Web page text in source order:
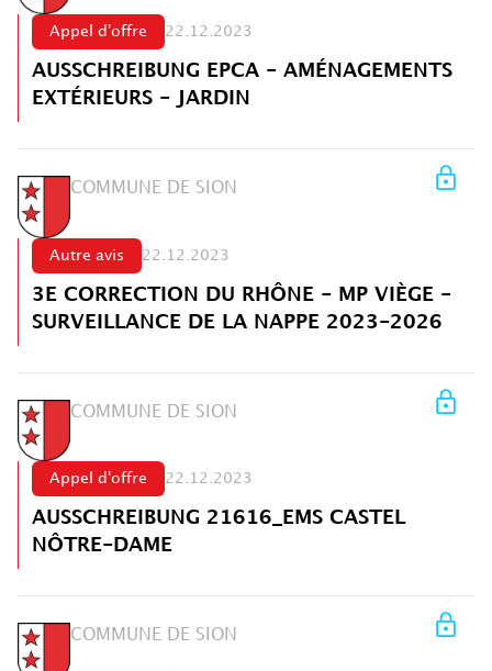
Appel d'offre 22.12.2023
AUSSCHREIBUNG EPCA - AMÉNAGEMENTS
EXTÉRIEURS - JARDIN
COMMUNE DE SION
Autre avis 22.12.2023
3E CORRECTION DU RHÔNE - MP VIÈGE -
SURVEILLANCE DE LA NAPPE 2023-2026
COMMUNE DE SION
Appel d'offre 22.12.2023
AUSSCHREIBUNG 21616_EMS CASTEL
NÔTRE-DAME
COMMUNE DE SION